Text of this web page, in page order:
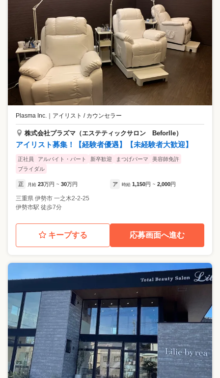
Plasma Inc. アイリスト / カウンセラー
株式会社プラズマ（エステティックサロン Beforlle）
アイリスト募集！【経験者優遇】【未経験者大歓迎】
正社員 アルバイト・パート 新卒歓迎 まつげパーマ
美容師免許
ブライダル
正 月給 23万円 ~ 30万円 ア 時給 1,150円 ~ 2,000円
三重県 伊勢市 一之木2-2-25
伊勢市駅 徒歩7分
キープする 応募画面へ進む